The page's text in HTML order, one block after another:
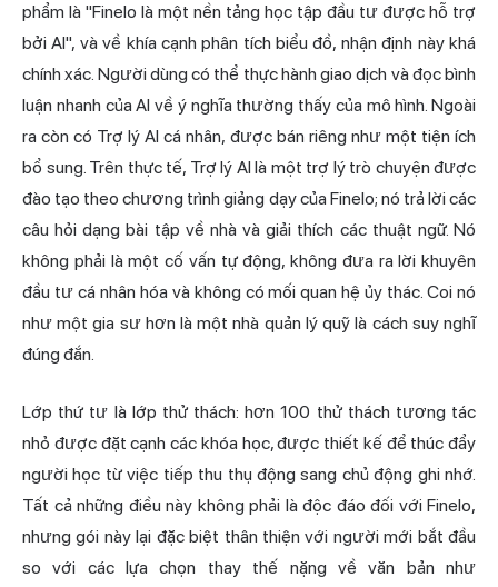
phẩm là "Finelo là một nền tảng học tập đầu tư được hỗ trợ
bởi AI", và về khía cạnh phân tích biểu đồ, nhận định này khá
chính xác. Người dùng có thể thực hành giao dịch và đọc bình
luận nhanh của AI về ý nghĩa thường thấy của mô hình. Ngoài
ra còn có Trợ lý AI cá nhân, được bán riêng như một tiện ích
bổ sung. Trên thực tế, Trợ lý AI là một trợ lý trò chuyện được
đào tạo theochương trình giảng dạy của Finelo; nó trả lời các
câu hỏi dạng bài tập về nhà và giải thích các thuật ngữ. Nó
không phải là một cố vấn tự động, không đưa ra lời khuyên
đầu tư cá nhân hóa và không có mối quan hệ ủy thác. Coi nó
như một gia sư hơn là một nhà quản lý quỹ là cách suy nghĩ
đúng đắn.
Lớp thứ tư là lớp thử thách: hơn 100 thử thách tương tác
nhỏ được đặt cạnh các khóa học, được thiết kế để thúc đẩy
người học từ việc tiếp thu thụ động sang chủ động ghi nhớ.
Tất cả những điều này không phải là độc đáo đối với Finelo,
nhưng gói này lại đặc biệt thân thiện với người mới bắt đầu
so với các lựa chọn thay thế nặng về văn bản như